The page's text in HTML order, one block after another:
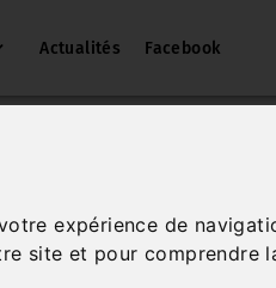
expérience de
site et pour comprendre
Actualités Facebook
1.4